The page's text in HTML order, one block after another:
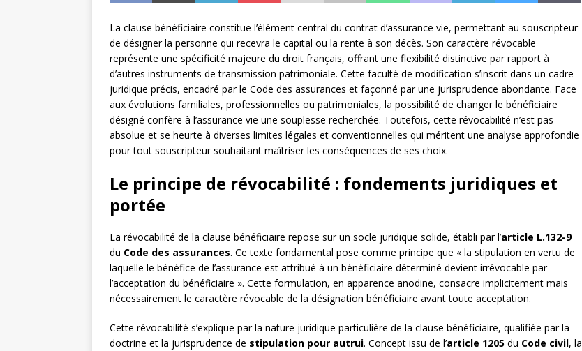
La clause bénéficiaire constitue l’élément central du contrat d’assurance vie, permettant au souscripteur
de désigner la personne qui recevra le capital ou la rente à son décès. Son caractère révocable
représente une spécificité majeure du droit français, offrant une flexibilité distinctive par rapport à
d’autres instruments de transmission patrimoniale. Cette faculté de modification s’inscrit dans un cadre
juridique précis, encadré par le Code des assurances et façonné par une jurisprudence abondante. Face
aux évolutions familiales, professionnelles ou patrimoniales, la possibilité de changer le bénéficiaire
désigné confère à l’assurance vie une souplesse recherchée. Toutefois, cette révocabilité n’est pas
absolue et se heurte à diverses limites légales et conventionnelles qui méritent une analyse approfondie
pour tout souscripteur souhaitant maîtriser les conséquences de ses choix.
Le principe de révocabilité : fondements juridiques et
portée
La révocabilité de la clause bénéficiaire repose sur un socle juridique solide, établi par l’article L.132-9
du Code des assurances. Ce texte fondamental pose comme principe que « la stipulation en vertu de
laquelle le bénéfice de l’assurance est attribué à un bénéficiaire déterminé devient irrévocable par
l’acceptation du bénéficiaire ». Cette formulation, en apparence anodine, consacre implicitement mais
nécessairement le caractère révocable de la désignation bénéficiaire avant toute acceptation.
Cette révocabilité s’explique par la nature juridique particulière de la clause bénéficiaire, qualifiée par la
doctrine et la jurisprudence de stipulation pour autrui. Concept issu de l’article 1205 du Code civil, la